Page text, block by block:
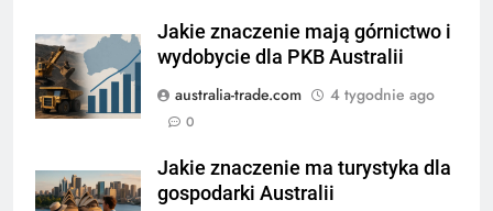
Jakie znaczenie mają górnictwo i
wydobycie dla PKB Australii
australia-trade.com
4 tygodnie ago
0
Jakie znaczenie ma turystyka dla
gospodarki Australii